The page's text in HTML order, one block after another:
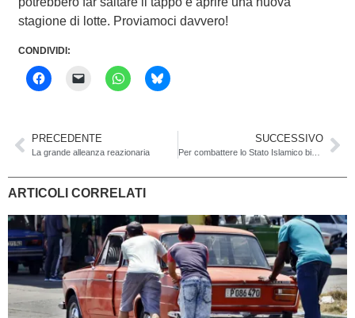
stagione di lotte. Proviamoci davvero!
CONDIVIDI:
PRECEDENTE
La grande alleanza reazionaria
SUCCESSIVO
Per combattere lo Stato Islamico bisogna capire quello che esso rappresenta
ARTICOLI CORRELATI